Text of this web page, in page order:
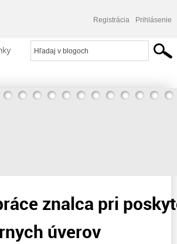
Registrácia Prihlásenie
poskytovaní hypotekárnych úverov
znalca pri
úverov